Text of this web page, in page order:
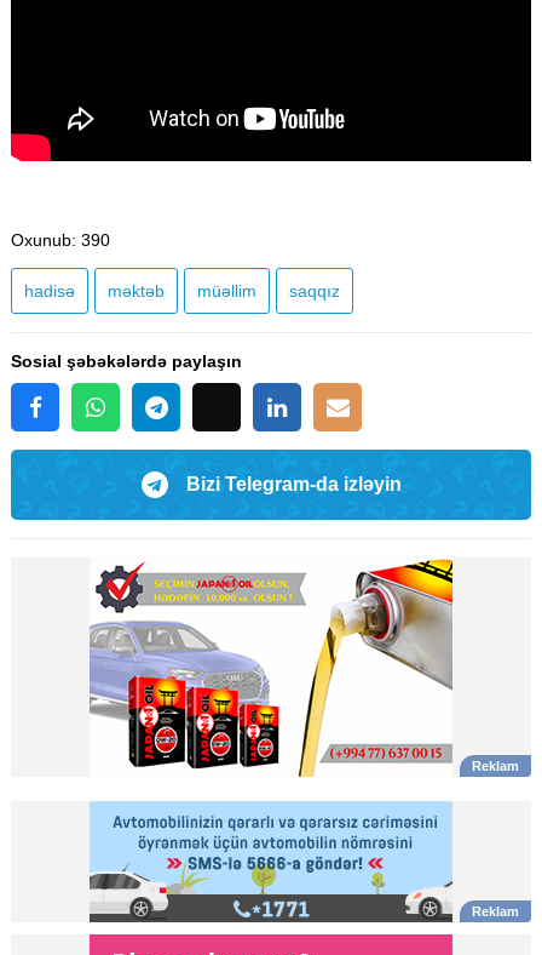
Oxunub: 390
hadisə məktəb müəllim saqqız
Sosial şəbəkələrdə paylaşın
Bizi Telegram-da izləyin